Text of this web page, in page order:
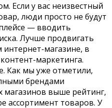
Если у вас неизвестный
люди просто не будут
— вводить
Лучше продвигать
магазине, в
маркетинга.
Как мы уже отметили,
брендами
магазинов выше рейтинг,
ассортимент товаров. У